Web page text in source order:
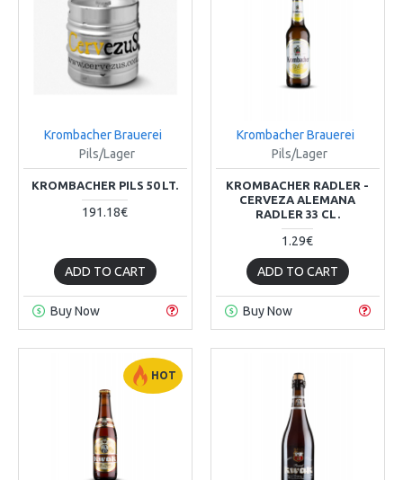
Krombacher Brauerei
Pils/Lager
KROMBACHER PILS 50 LT.
191.18€
ADD TO CART
Buy Now
Krombacher Brauerei
Pils/Lager
KROMBACHER RADLER -
CERVEZA ALEMANA
RADLER 33 CL.
1.29€
ADD TO CART
Buy Now
HOT